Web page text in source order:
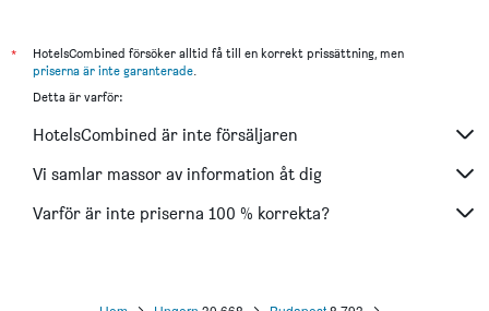
*
HotelsCombined försöker alltid få till en korrekt prissättning, men
priserna är inte garanterade.
Detta är varför:
HotelsCombined är inte försäljaren
Vi samlar massor av information åt dig
Varför är inte priserna 100 % korrekta?